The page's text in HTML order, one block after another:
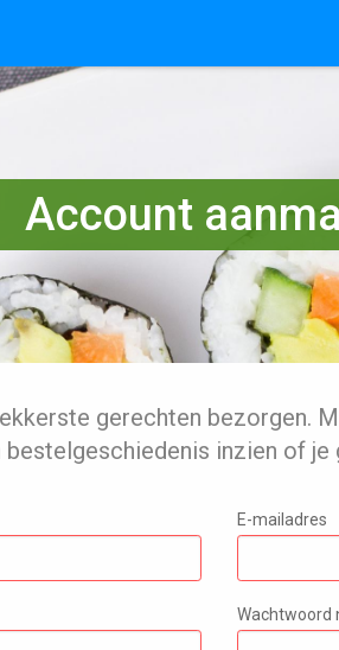
Account
gerechten bezorgen.
inzien of je
E-mailadres
Wachtwoord